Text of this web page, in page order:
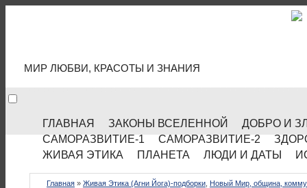
МИР ЛЮБВИ, КРАСОТЫ И ЗНАНИЯ
ГЛАВНАЯ ЗАКОНЫ ВСЕЛЕННОЙ
ДОБРО И
САМОРАЗВИТИЕ-1
САМОРАЗВИТИЕ-2
ЖИВАЯ ЭТИКА
ПЛАНЕТА ЛЮДИ И ДАТЫ
Главная » Живая Этика (Агни Йога)-подборки Новый Мир, община,